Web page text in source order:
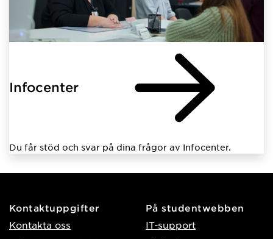
Infocenter
Du får stöd och svar på dina frågor av Infocenter.
Kontaktuppgifter
Kontakta oss
På studentwebben
IT-support